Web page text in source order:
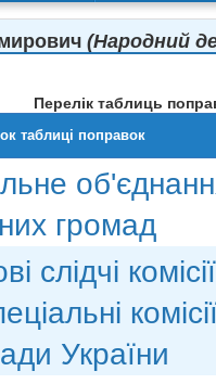
(Народний
Перелік таблиць
таблиці поправок
громад
слідчі комісії
України